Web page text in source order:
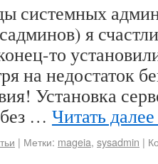
системных
я
то
на недостаток
Установка
… Читать далее
| Метки: mageia, sysadmin |